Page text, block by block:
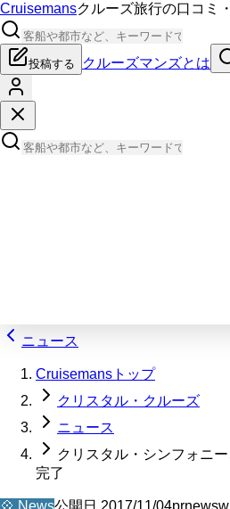
Cruisemansクルーズ旅行の口コミ
投稿する クルーズマンズとは
ニュース
Cruisemansトップ
クリスタル・クルーズ
ニュース
クリスタル・シンフォニ
完了
💠 News公開日 2017/11/04